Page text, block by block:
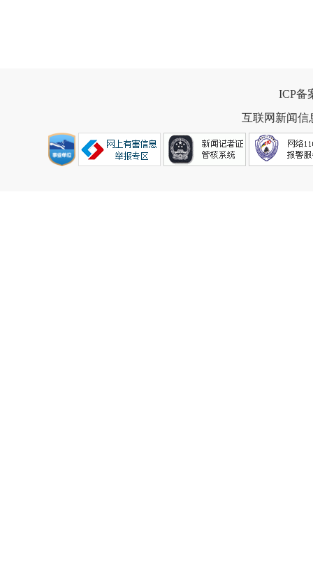
ICP备
互联网新闻信